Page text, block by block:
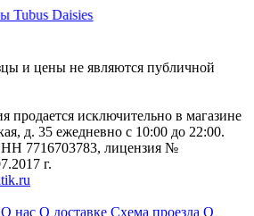
Tubus Daisies
и цены не являются публичной
продается исключительно в магазине
д. 35 ежедневно с 10:00 до 22:00.
7716703783, лицензия №
г.
О нас О доставке Схема проезда О